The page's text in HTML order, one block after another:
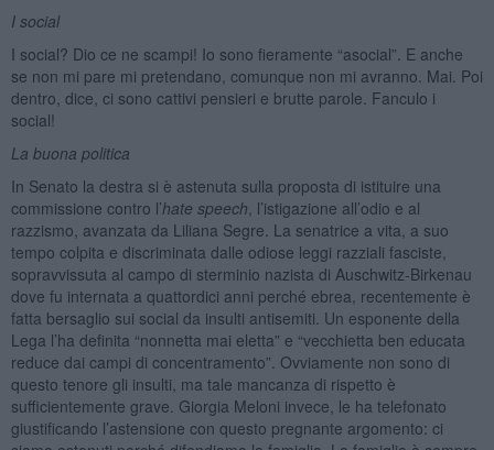
I social
I social? Dio ce ne scampi! Io sono fieramente “asocial”. E anche
se non mi pare mi pretendano, comunque non mi avranno. Mai. Poi
dentro, dice, ci sono cattivi pensieri e brutte parole. Fanculo i
social!
La buona politica
In Senato la destra si è astenuta sulla proposta di istituire una
commissione contro l’hate speech , l’istigazione all’odio e al
razzismo, avanzata da Liliana Segre. La senatrice a vita, a suo
tempo colpita e discriminata dalle odiose leggi razziali fasciste,
sopravvissuta al campo di sterminio nazista di Auschwitz-Birkenau
dove fu internata a quattordici anni perché ebrea, recentemente è
fatta bersaglio sui social da insulti antisemiti. Un esponente della
Lega l’ha definita “nonnetta mai eletta” e “vecchietta ben educata
reduce dai campi di concentramento”. Ovviamente non sono di
questo tenore gli insulti, ma tale mancanza di rispetto è
sufficientemente grave. Giorgia Meloni invece, le ha telefonato
giustificando l’astensione con questo pregnante argomento: ci